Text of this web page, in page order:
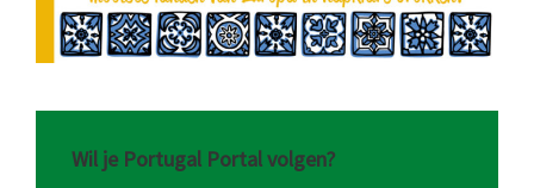
Wil je Portugal Portal volgen?